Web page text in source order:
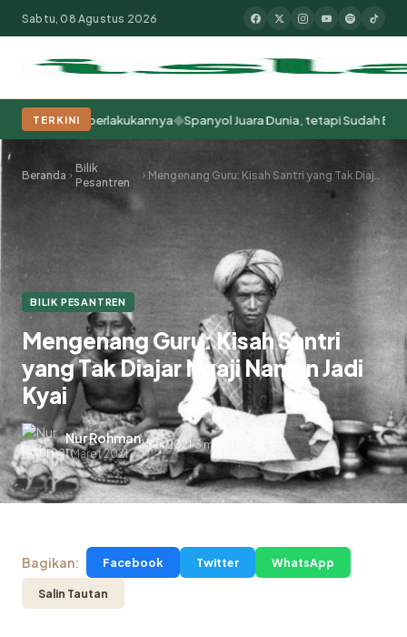
Populer:Moderasi BeragamaKhutbah JumatPesantrenTokoh
Sabtu, 08 Agustus 2026
TERKINI
Memperlakukannya◆Spanyol Juara Dunia, tetapi Sudah Berabad-
Beranda
Bilik
Pesantren
Mengenang Guru: Kisah Santri yang Tak Diajar Ngaji Namun Jadi Kyai
BILIK PESANTREN
Mengenang Guru: Kisah Santri
yang Tak Diajar Ngaji Namun Jadi
Kyai
Nur Rohman
1 Maret 2021
1 Mar 2021.3 menit baca
Bagikan: Facebook Twitter WhatsApp
Salin Tautan